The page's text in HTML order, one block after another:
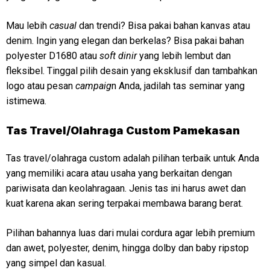
Mau lebih casual dan trendi? Bisa pakai bahan kanvas atau
denim. Ingin yang elegan dan berkelas? Bisa pakai bahan
polyester D1680 atau soft diniryang lebih lembut dan
fleksibel. Tinggal pilih desain yang eksklusif dan tambahkan
logo atau pesan campaign Anda, jadilah tas seminar yang
istimewa.
Tas Travel/Olahraga Custom Pamekasan
Tas travel/olahraga custom adalah pilihan terbaik untuk Anda
yang memiliki acara atau usaha yang berkaitan dengan
pariwisata dan keolahragaan. Jenis tas ini harus awet dan
kuat karena akan sering terpakai membawa barang berat.
Pilihan bahannya luas dari mulai cordura agar lebih premium
dan awet, polyester, denim, hingga dolby dan baby ripstop
yang simpel dan kasual.